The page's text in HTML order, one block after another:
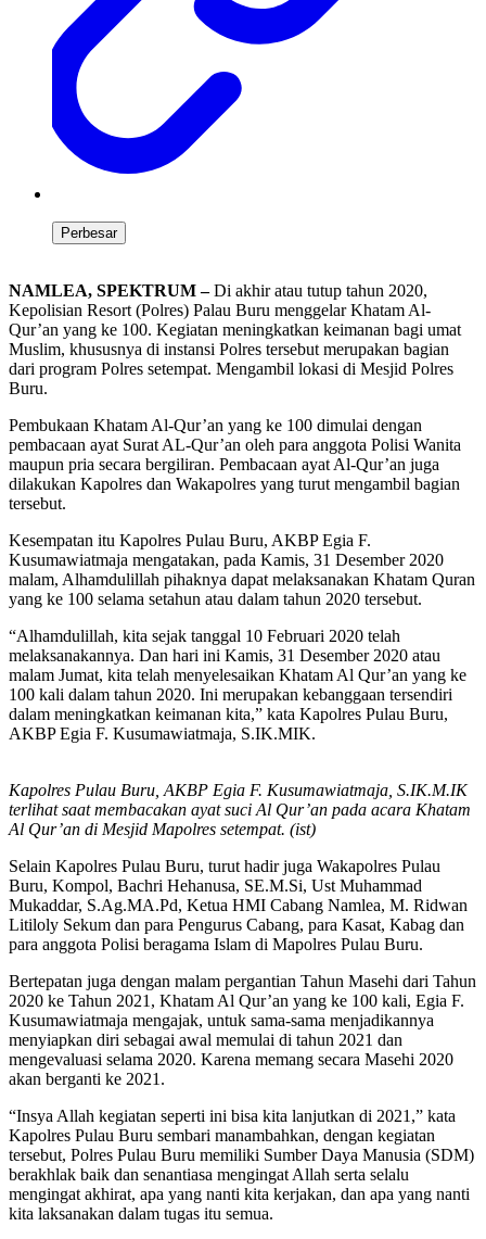
Perbesar
NAMLEA, SPEKTRUM –Di akhir atau tutup tahun 2020,
Kepolisian Resort (Polres) Palau Buru menggelar Khatam Al-
Qur’an yang ke 100. Kegiatan meningkatkan keimanan bagi umat
Muslim, khususnya di instansi Polres tersebut merupakan bagian
dari program Polres setempat. Mengambil lokasi di Mesjid Polres
Buru.
Pembukaan Khatam Al-Qur’an yang ke 100 dimulai dengan
pembacaan ayat Surat AL-Qur’an oleh para anggota Polisi Wanita
maupun pria secara bergiliran. Pembacaan ayat Al-Qur’an juga
dilakukan Kapolres dan Wakapolres yang turut mengambil bagian
tersebut.
Kesempatan itu Kapolres Pulau Buru, AKBP Egia F.
Kusumawiatmaja mengatakan, pada Kamis, 31 Desember 2020
malam, Alhamdulillah pihaknya dapat melaksanakan Khatam Quran
yang ke 100 selama setahun atau dalam tahun 2020 tersebut.
“Alhamdulillah, kita sejak tanggal 10 Februari 2020 telah
melaksanakannya. Dan hari ini Kamis, 31 Desember 2020 atau
malam Jumat, kita telah menyelesaikan Khatam Al Qur’an yang ke
100 kali dalam tahun 2020. Ini merupakan kebanggaan tersendiri
dalam meningkatkan keimanan kita,” kata Kapolres Pulau Buru,
AKBP Egia F. Kusumawiatmaja, S.IK.MIK.
Kapolres Pulau Buru, AKBP Egia F. Kusumawiatmaja, S.IK.M.IK
terlihat saat membacakan ayat suci Al Qur’an pada acara Khatam
Al Qur’an di Mesjid Mapolres setempat. (ist)
Selain Kapolres Pulau Buru, turut hadir juga Wakapolres Pulau
Buru, Kompol, Bachri Hehanusa, SE.M.Si, Ust Muhammad
Mukaddar, S.Ag.MA.Pd, Ketua HMI Cabang Namlea, M. Ridwan
Litiloly Sekum dan para Pengurus Cabang, para Kasat, Kabag dan
para anggota Polisi beragama Islam di Mapolres Pulau Buru.
Bertepatan juga dengan malam pergantian Tahun Masehi dari Tahun
2020 ke Tahun 2021, Khatam Al Qur’an yang ke 100 kali, Egia F.
Kusumawiatmaja mengajak, untuk sama-sama menjadikannya
menyiapkan diri sebagai awal memulai di tahun 2021 dan
mengevaluasi selama 2020. Karena memang secara Masehi 2020
akan berganti ke 2021.
“Insya Allah kegiatan seperti ini bisa kita lanjutkan di 2021,” kata
Kapolres Pulau Buru sembari manambahkan, dengan kegiatan
tersebut, Polres Pulau Buru memiliki Sumber Daya Manusia (SDM)
berakhlak baik dan senantiasa mengingat Allah serta selalu
mengingat akhirat, apa yang nanti kita kerjakan, dan apa yang nanti
kita laksanakan dalam tugas itu semua.